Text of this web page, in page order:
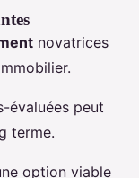
novatrices
évaluées peut
terme.
option viable